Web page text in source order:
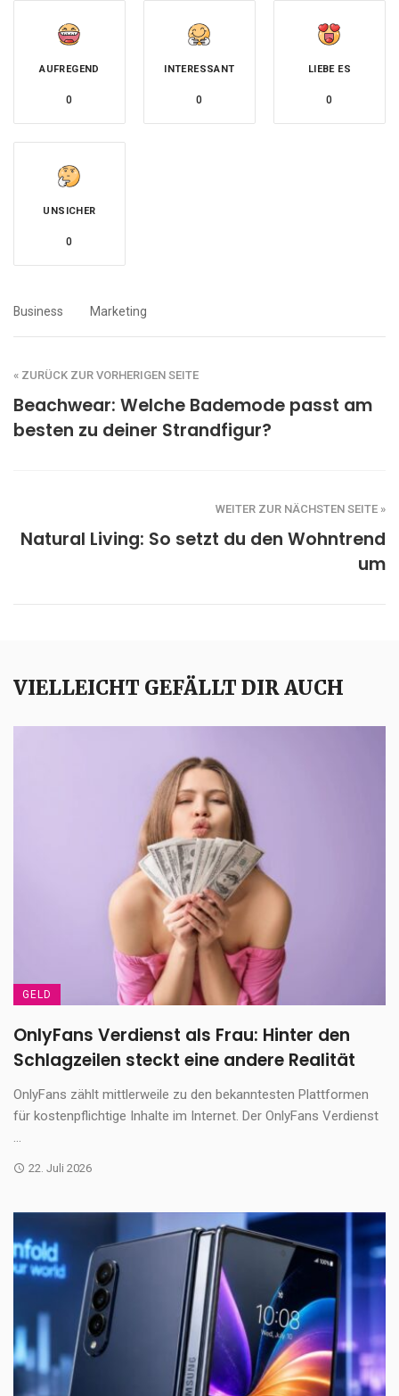
AUFREGEND
0
INTERESSANT
0
LIEBE ES
0
UNSICHER
0
Business Marketing
« ZURÜCK ZUR VORHERIGEN SEITE
Beachwear: Welche Bademode passt am
besten zu deiner Strandfigur?
WEITER ZUR NÄCHSTEN SEITE »
Natural Living: So setzt du den Wohntrend
um
VIELLEICHT GEFÄLLT DIR AUCH
GELD
OnlyFans Verdienst als Frau: Hinter den
Schlagzeilen steckt eine andere Realität
OnlyFans zählt mittlerweile zu den bekanntesten Plattformen
für kostenpflichtige Inhalte im Internet. Der OnlyFans Verdienst
...
22. Juli 2026